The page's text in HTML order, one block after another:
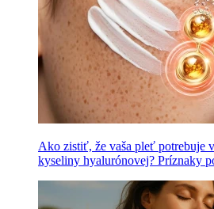
Ako zistiť, že vaša pleť potrebuje
kyseliny hyalurónovej? Príznaky